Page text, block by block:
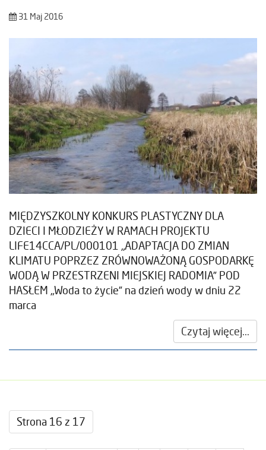
31 Maj 2016
MIĘDZYSZKOLNY KONKURS PLASTYCZNY DLA
DZIECI I MŁODZIEŻY W RAMACH PROJEKTU
LIFE14CCA/PL/000101 „ADAPTACJA DO ZMIAN
KLIMATU POPRZEZ ZRÓWNOWAŻONĄ GOSPODARKĘ
WODĄ W PRZESTRZENI MIEJSKIEJ RADOMIA” POD
HASŁEM „Woda to życie” na dzień wody w dniu 22
marca
Czytaj więcej...
Strona 16 z 17